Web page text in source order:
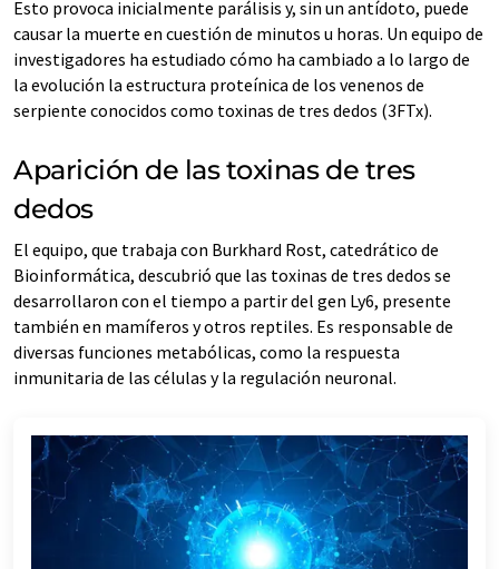
Esto provoca inicialmente parálisis y, sin un antídoto, puede
causar la muerte en cuestión de minutos u horas. Un equipo de
investigadores ha estudiado cómo ha cambiado a lo largo de
la evolución la estructura proteínica de los venenos de
serpiente conocidos como toxinas de tres dedos (3FTx).
Aparición de las toxinas de tres
dedos
El equipo, que trabaja con Burkhard Rost, catedrático de
Bioinformática, descubrió que las toxinas de tres dedos se
desarrollaron con el tiempo a partir del gen Ly6, presente
también en mamíferos y otros reptiles. Es responsable de
diversas funciones metabólicas, como la respuesta
inmunitaria de las células y la regulación neuronal.